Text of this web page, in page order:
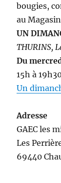
bougies,
au Magasin
UN
THURINS,
Du
15h à
Un
Adresse
GAEC les
Les
69440